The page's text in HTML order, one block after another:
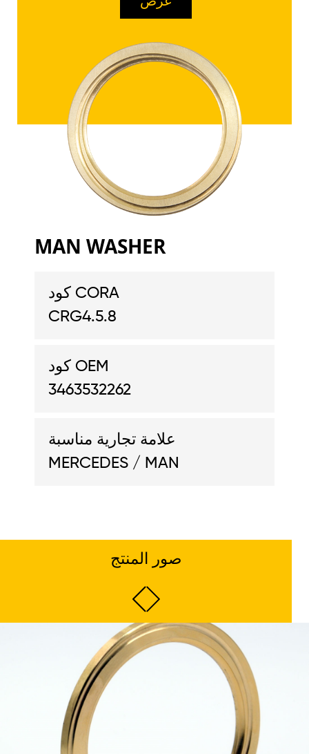
MAN WASHER
كود CORA
CRG4.5.8
كود OEM
3463532262
علامة تجارية مناسبة
MERCEDES / MAN
صور المنتج